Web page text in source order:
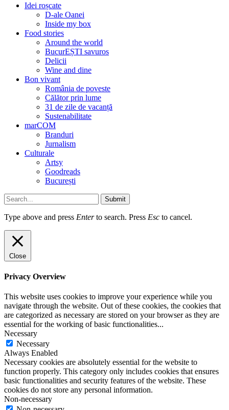
Idei roșcate
D-ale Oanei
Inside my box
Food stories
Around the world
BucurEȘTI savuros
Delicii
Wine and dine
Bon vivant
România de poveste
Călător prin lume
31 de zile de vacanță
Sustenabilitate
marCOM
Branduri
Jurnalism
Culturale
Artsy
Goodreads
București
Submit
Type above and press Enterto search. Press Esc to cancel.
Close
Privacy Overview
This website uses cookies to improve your experience while you
navigate through the website. Out of these cookies, the cookies that
are categorized as necessary are stored on your browser as they are
essential for the working of basic functionalities...
Necessary
Necessary
Always Enabled
Necessary cookies are absolutely essential for the website to
function properly. This category only includes cookies that ensures
basic functionalities and security features of the website. These
cookies do not store any personal information.
Non-necessary